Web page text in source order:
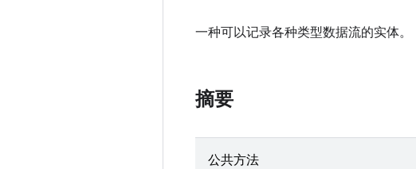
一种可以记录各种类型数据流的实体。
摘要
公共方法